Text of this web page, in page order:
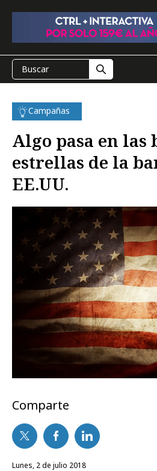
Campañas
Algo pasa en las
estrellas de la
EE.UU.
Comparte
lunes, 2 de julio 2018